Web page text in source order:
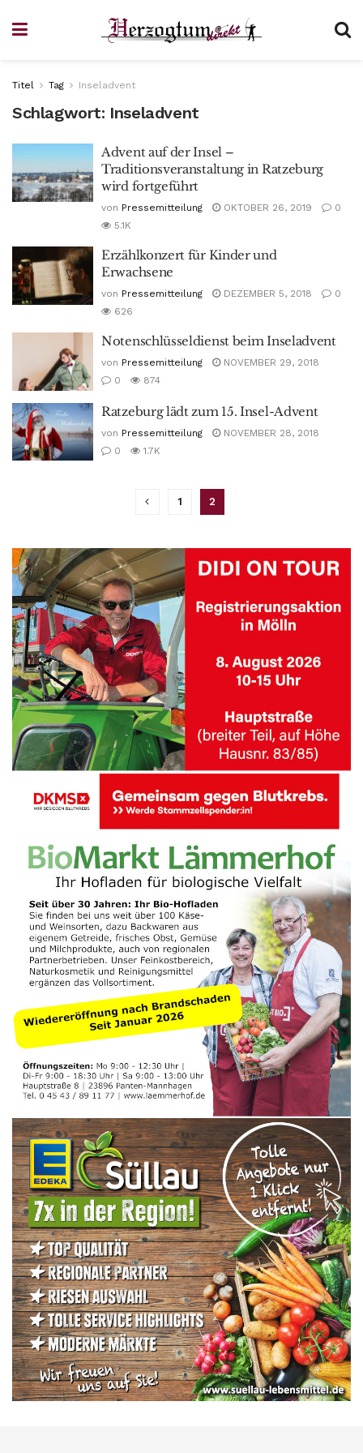
Titel Tag Inseladvent
Schlagwort: Inseladvent
Advent auf der Insel –
Traditionsveranstaltung in Ratzeburg
wird fortgeführt
von Pressemitteilung OKTOBER 26, 2019
0
5.1K
Erzählkonzert für Kinder und
Erwachsene
von Pressemitteilung DEZEMBER 5, 2018
0
626
Notenschlüsseldienst beim Inseladvent
von Pressemitteilung
NOVEMBER 29, 2018
0
874
Ratzeburg lädt zum 15. Insel-Advent
von Pressemitteilung
NOVEMBER 28, 2018
0
1.7K
1 2